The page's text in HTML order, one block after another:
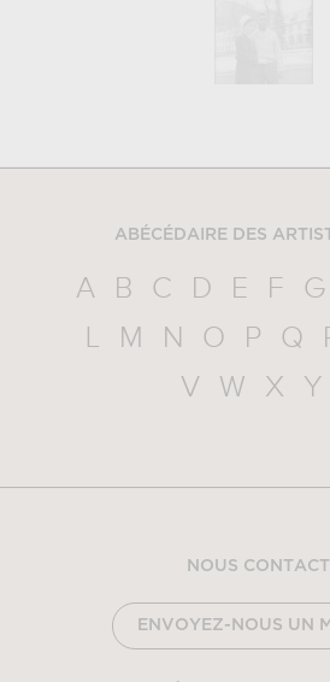
ABÉCÉDAIRE DES
A B C D E F G
L
M N O P Q
V
W X Y
NOUS
ENVOYEZ-NOUS UN